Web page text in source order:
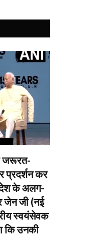
जरूरत-
प्रदर्शन कर
देश के अलग-
जेन जी (नई
स्वयंसेवक
कि उनकी